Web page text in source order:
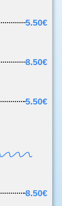
5.50€
8.50€
5.50€
8.50€